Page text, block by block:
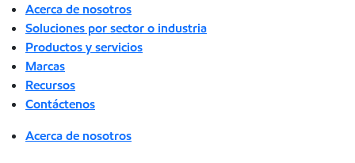
Acerca de nosotros
Soluciones por sector o industria
Productos y servicios
Marcas
Recursos
Contáctenos
Acerca de nosotros